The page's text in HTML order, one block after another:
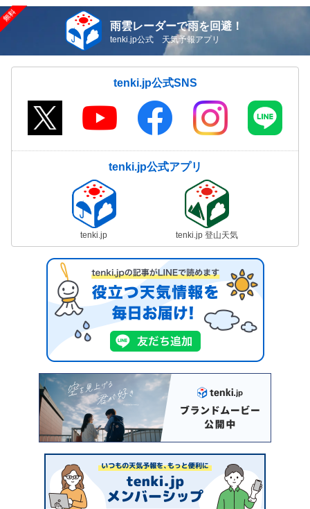
雨雲レーダーで雨を回避！
tenki.jp公式 天気予報アプリ
tenki.jp公式SNS
tenki.jp公式アプリ
tenki.jp tenki.jp 登山天気